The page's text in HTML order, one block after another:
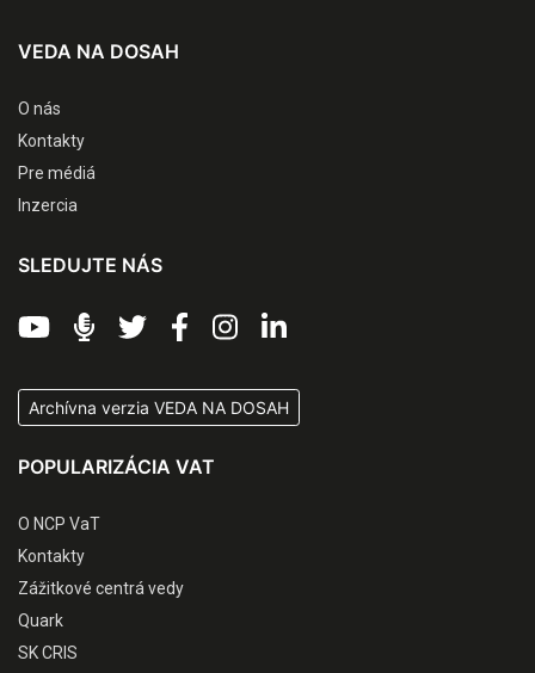
VEDA NA DOSAH
O nás
Kontakty
Pre médiá
Inzercia
SLEDUJTE NÁS
Archívna verzia VEDA NA DOSAH
POPULARIZÁCIA VAT
O NCP VaT
Kontakty
Zážitkové centrá vedy
Quark
SK CRIS